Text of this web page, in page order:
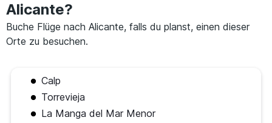
Alicante?
Buche Flüge nach Alicante, falls du planst, einen dieser
Orte zu besuchen.
Calp
Torrevieja
La Manga del Mar Menor